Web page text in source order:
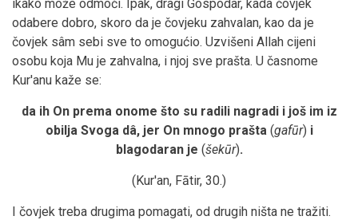
ikako može odmoći. Ipak, dragi Gospodar, kada čovjek
odabere dobro, skoro da je čovjeku zahvalan, kao da je
čovjek sâm sebi sve to omogućio. Uzvišeni Allah cijeni
osobu koja Mu je zahvalna, i njoj sve prašta. U časnome
Kur'anu kaže se:
da ih On prema onome što su radili nagradi i još im iz
obilja Svoga dâ, jer On mnogo prašta (gafūr)i
blagodaran je (šekūr).
(Kur'an, Fātir, 30.)
I čovjek treba drugima pomagati, od drugih ništa ne tražiti.